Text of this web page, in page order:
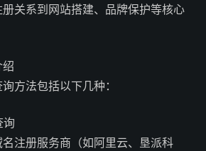
关系到网站搭建、品牌保护等核心
方法包括以下几种：
询
注册服务商（如阿里云、垦派科